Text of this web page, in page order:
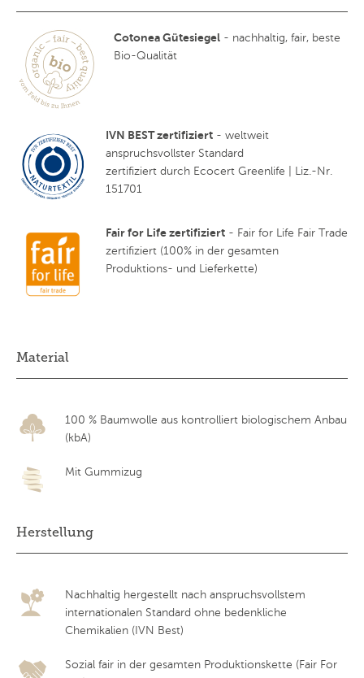
Cotonea Gütesiegel - nachhaltig, fair, beste
Bio-Qualität
IVN BEST zertifiziert - weltweit
anspruchsvollster Standard
zertifiziert durch Ecocert Greenlife | Liz.-Nr.
151701
Fair for Life zertifiziert - Fair for Life Fair Trade
zertifiziert (100% in der gesamten
Produktions- und Lieferkette)
Material
100 % Baumwolle aus kontrolliert biologischem Anbau
(kbA)
Mit Gummizug
Herstellung
Nachhaltig hergestellt nach anspruchsvollstem
internationalen Standard ohne bedenkliche
Chemikalien (IVN Best)
Sozial fair in der gesamten Produktionskette (Fair For